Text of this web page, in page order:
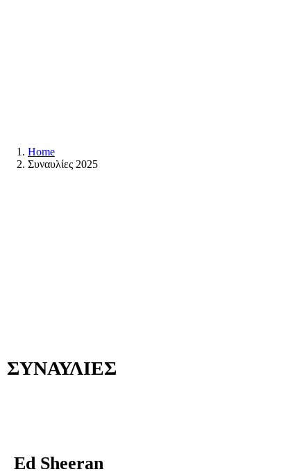
Home
Συναυλίες 2025
ΣΥΝΑΥΛΙΕΣ
Ed Sheeran